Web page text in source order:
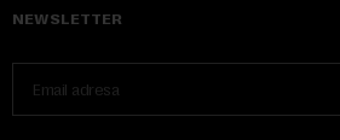
NEWSLETTER